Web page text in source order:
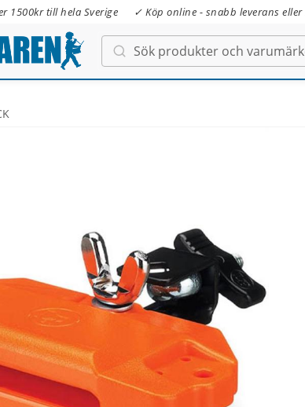
1500kr till hela Sverige ✓ Köp online - snabb leverans